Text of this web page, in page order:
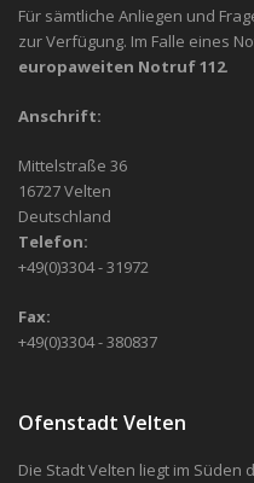
Für sämtliche Anliegen und
zur Verfügung. Im Falle eines
europaweiten Notruf 112.
Anschrift:
Mittelstraße 36
16727 Velten
Deutschland
Telefon:
+49(0)3304 - 31972
Fax:
+49(0)3304 - 380837
Ofenstadt Velten
Die Stadt Velten liegt im